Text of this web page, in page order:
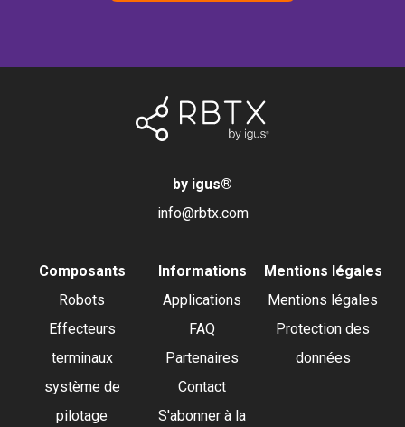
by igus®
info@rbtx.com
Composants
Robots
Effecteurs
terminaux
système de
pilotage
Informations
Applications
FAQ
Partenaires
Contact
S'abonner à la
Mentions légales
Mentions légales
Protection des
données